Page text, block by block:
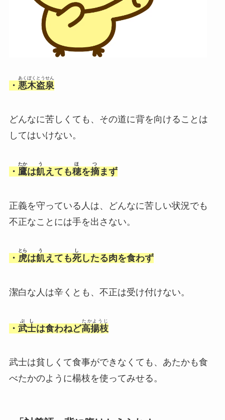
・ 悪木盗泉
あくぼくとうせん
どんなに苦しくても、その道に背を向けることは
してはいけない。
・ 鷹
たか
は飢
う
えても穂
ほ
を摘
つ
まず
正義を守っている人は、どんなに苦しい状況でも
不正なことには手を出さない。
・ 虎
とら
は飢
う
えても死
し
したる肉を食わず
潔白な人は辛くとも、不正は受け付けない。
・ 武士
ぶし
は食わねど高揚枝
たかようじ
武士は貧しくて食事ができなくても、あたかも食
べたかのように楊枝を使ってみせる。